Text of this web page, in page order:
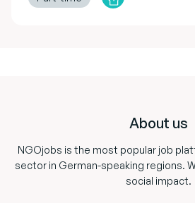
About us
NGOjobs is the most popular job
sector in German-speaking regions.
social impact.